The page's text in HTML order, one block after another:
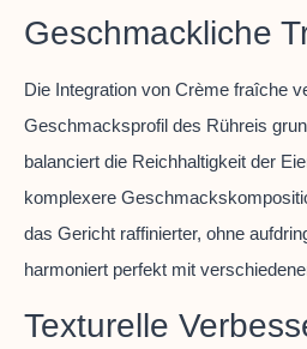
Geschmackliche
Die Integration von Crème fraîche
Geschmacksprofil des Rühreis
balanciert die Reichhaltigkeit der
komplexere
das Gericht raffinierter, ohne
harmoniert perfekt mit
Texturelle